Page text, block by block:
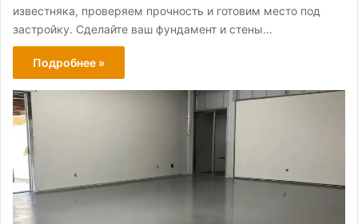
известняка, проверяем прочность и готовим место под
застройку. Сделайте ваш фундамент и стены…
Подробнее »